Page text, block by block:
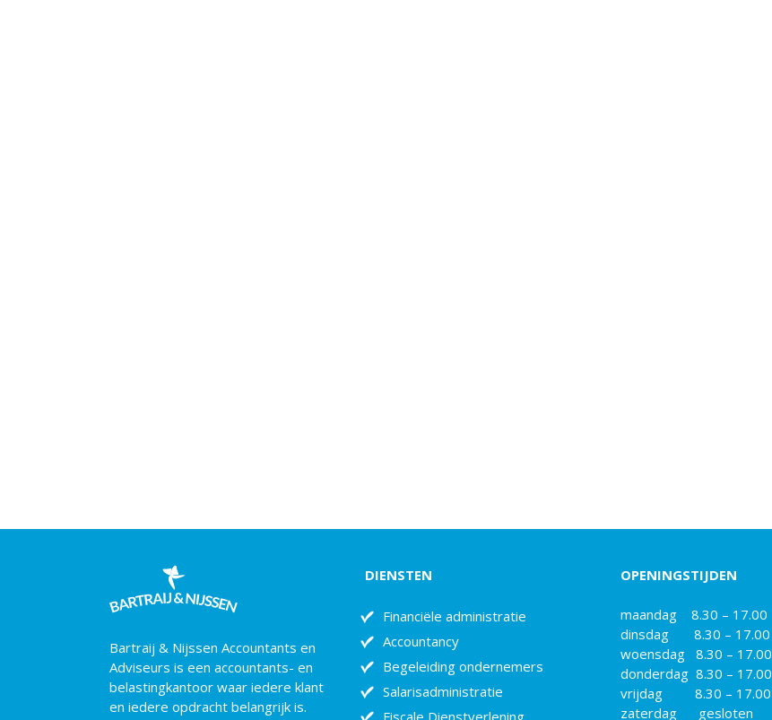
Bartraij & Nijssen Accountants en
Adviseurs is een accountants- en
belastingkantoor waar iedere klant
en iedere opdracht belangrijk is.
DIENSTEN
Financiële administratie
Accountancy
Begeleiding ondernemers
Salarisadministratie
OPENINGSTIJDEN
maandag 8.30 – 17.00
dinsdag 8.30 – 17.00
woensdag 8.30 – 17.00
donderdag 8.30 – 17.00
vrijdag 8.30 – 17.00
zaterdag gesloten